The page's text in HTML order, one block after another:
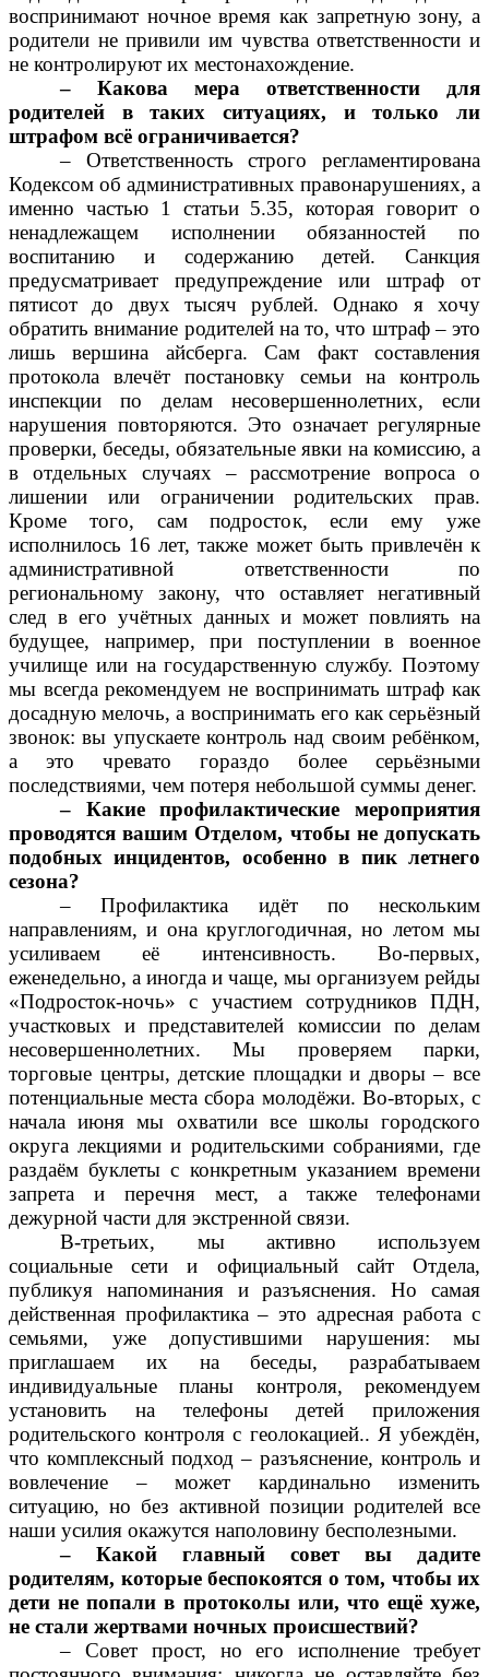
воспринимают ночное время как запретную зону, а
родители не привили им чувства ответственности и
не контролируют их местонахождение.
– Какова мера ответственности для
родителей в таких ситуациях, и только ли
штрафом всё ограничивается?
– Ответственность строго регламентирована
Кодексом об административных правонарушениях, а
именно частью 1 статьи 5.35, которая говорит о
ненадлежащем исполнении обязанностей по
воспитанию и содержанию детей. Санкция
предусматривает предупреждение или штраф от
пятисот до двух тысяч рублей. Однако я хочу
обратить внимание родителей на то, что штраф – это
лишь вершина айсберга. Сам факт составления
протокола влечёт постановку семьи на контроль
инспекции по делам несовершеннолетних, если
нарушения повторяются. Это означает регулярные
проверки, беседы, обязательные явки на комиссию, а
в отдельных случаях – рассмотрение вопроса о
лишении или ограничении родительских прав.
Кроме того, сам подросток, если ему уже
исполнилось 16 лет, также может быть привлечён к
административной ответственности по
региональному закону, что оставляет негативный
след в его учётных данных и может повлиять на
будущее, например, при поступлении в военное
училище или на государственную службу. Поэтому
мы всегда рекомендуем не воспринимать штраф как
досадную мелочь, а воспринимать его как серьёзный
звонок: вы упускаете контроль над своим ребёнком,
а это чревато гораздо более серьёзными
последствиями, чем потеря небольшой суммы денег.
– Какие профилактические мероприятия
проводятся вашим Отделом, чтобы не допускать
подобных инцидентов, особенно в пик летнего
сезона?
– Профилактика идёт по нескольким
направлениям, и она круглогодичная, но летом мы
усиливаем её интенсивность. Во-первых,
еженедельно, а иногда и чаще, мы организуем рейды
«Подросток-ночь» с участием сотрудников ПДН,
участковых и представителей комиссии по делам
несовершеннолетних. Мы проверяем парки,
торговые центры, детские площадки и дворы – все
потенциальные места сбора молодёжи. Во-вторых, с
начала июня мы охватили все школы городского
округа лекциями и родительскими собраниями, где
раздаём буклеты с конкретным указанием времени
запрета и перечня мест, а также телефонами
дежурной части для экстренной связи.
В-третьих, мы активно используем
социальные сети и официальный сайт Отдела,
публикуя напоминания и разъяснения. Но самая
действенная профилактика – это адресная работа с
семьями, уже допустившими нарушения: мы
приглашаем их на беседы, разрабатываем
индивидуальные планы контроля, рекомендуем
установить на телефоны детей приложения
родительского контроля с геолокацией.. Я убеждён,
что комплексный подход – разъяснение, контроль и
вовлечение – может кардинально изменить
ситуацию, но без активной позиции родителей все
наши усилия окажутся наполовину бесполезными.
– Какой главный совет вы дадите
родителям, которые беспокоятся о том, чтобы их
дети не попали в протоколы или, что ещё хуже,
не стали жертвами ночных происшествий?
– Совет прост, но его исполнение требует